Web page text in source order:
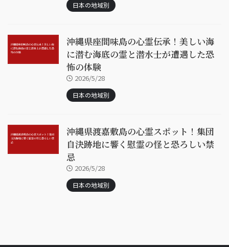
日本の地域別
沖縄県座間味島の心霊伝承！美しい海
に潜む海底の霊と潜水士が遭遇した恐
怖の体験
2026/5/28
日本の地域別
沖縄県渡嘉敷島の心霊スポット！集団
自決跡地に響く慰霊の怪と恐ろしい禁
忌
2026/5/28
日本の地域別